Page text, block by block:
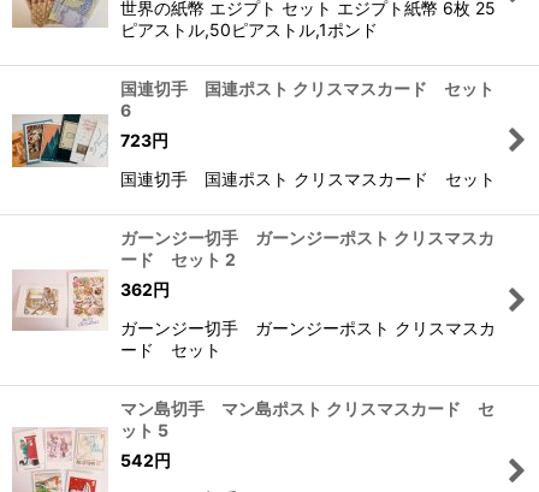
世界の紙幣 エジプト セット エジプト紙幣 6枚 25
ピアストル,50ピアストル,1ポンド
国連切手 国連ポスト クリスマスカード セット
6
723円
国連切手 国連ポスト クリスマスカード セット
ガーンジー切手 ガーンジーポスト クリスマスカ
ード セット 2
362円
ガーンジー切手 ガーンジーポスト クリスマスカ
ード セット
マン島切手 マン島ポスト クリスマスカード セ
ット 5
542円